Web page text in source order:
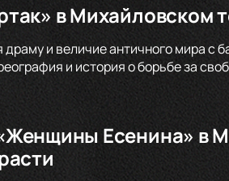
в Михайловском
драму и величие античного мира с
и история о борьбе за
Есенина» в